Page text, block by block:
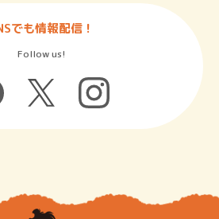
でも情報配信！
Follow us!